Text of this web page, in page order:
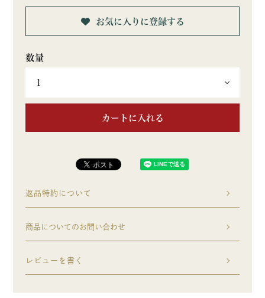
お気に入りに登録する
カートに入れる
返品特約について
商品についてのお問い合わせ
レビューを書く